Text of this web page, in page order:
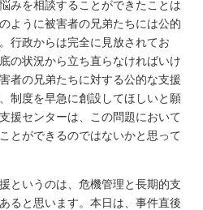
みを相談することができたことは
ように被害者の兄弟たちには公的
行政からは完全に見放されてお
の状況から立ち直らなければいけ
者の兄弟たちに対する公的な支援
制度を早急に創設してほしいと願
援センターは、この問題において
とができるのではないかと思って
というのは、危機管理と長期的支
ると思います。本日は、事件直後